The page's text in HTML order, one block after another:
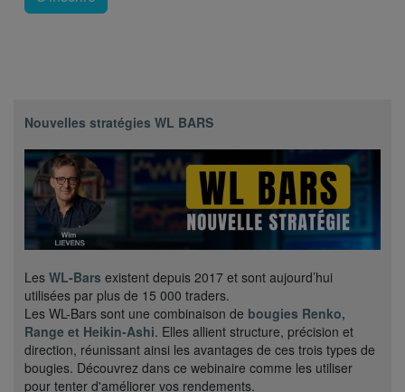
Nouvelles stratégies WL BARS
Les WL-Bars existent depuis 2017 et sont aujourd’hui
utilisées par plus de 15 000 traders.
Les WL-Bars sont une combinaison de bougies Renko,
Range et Heikin-Ashi. Elles allient structure, précision et
direction, réunissant ainsi les avantages de ces trois types de
bougies. Découvrez dans ce webinaire comme les utiliser
pour tenter d'améliorer vos rendements.